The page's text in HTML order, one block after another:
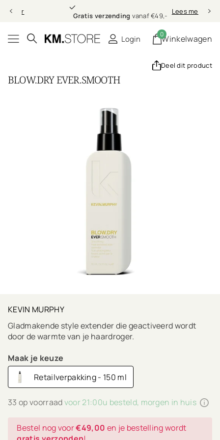
Gratis verzendingvanaf €49,- Lees meer
Gratis verzending
Login Winkelwagen
0
Deel dit product
BLOW.DRY EVER.SMOOTH
KEVIN MURPHY
Gladmakende style extender die geactiveerd wordt
door de warmte van je haardroger.
Maak je keuze
Retailverpakking - 150 ml
33 op voorraadvoor 21:00u besteld, morgen in huis
Bestel nog voor€49,00 en je bestelling wordt